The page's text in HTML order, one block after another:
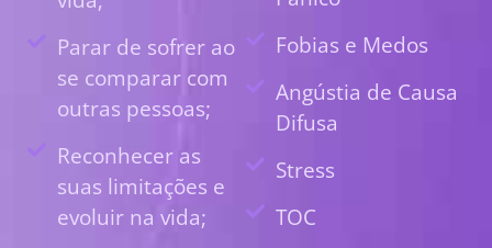
Parar de sofrer ao
se comparar com
outras pessoas;
Reconhecer as
suas limitações e
evoluir na vida;
Fobias e Medos
Angústia de Causa
Difusa
Stress
TOC